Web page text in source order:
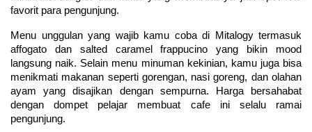
favorit para pengunjung.
Menu unggulan yang wajib kamu coba di Mitalogy termasuk
affogato dan salted caramel frappucino yang bikin mood
langsung naik. Selain menu minuman kekinian, kamu juga bisa
menikmati makanan seperti gorengan, nasi goreng, dan olahan
ayam yang disajikan dengan sempurna. Harga bersahabat
dengan dompet pelajar membuat cafe ini selalu ramai
pengunjung.